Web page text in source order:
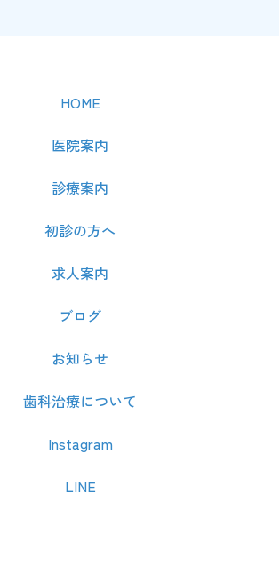
HOME
医院案内
診療案内
初診の方へ
求人案内
ブログ
お知らせ
歯科治療について
Instagram
LINE